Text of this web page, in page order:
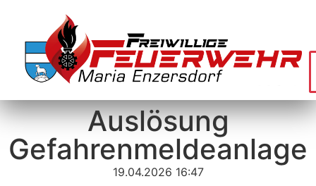
Auslösung
Gefahrenmeldeanlage
19.04.2026 16:47